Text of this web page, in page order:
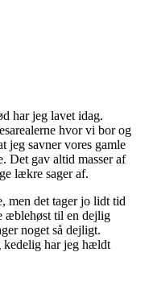
har jeg lavet idag.
hvor vi bor og
jeg savner vores gamle
Det gav altid masser af
lækre sager af.
men det tager jo lidt tid
æblehøst til en dejlig
noget så dejligt.
har jeg hældt